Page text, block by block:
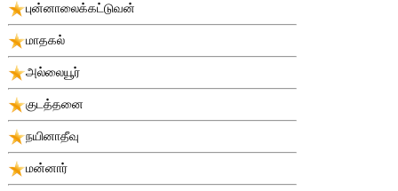
புன்னாலைக்கட்டுவன்
மாதகல்
அல்லையூர்
குடத்தனை
நயினாதீவு
மன்னார்